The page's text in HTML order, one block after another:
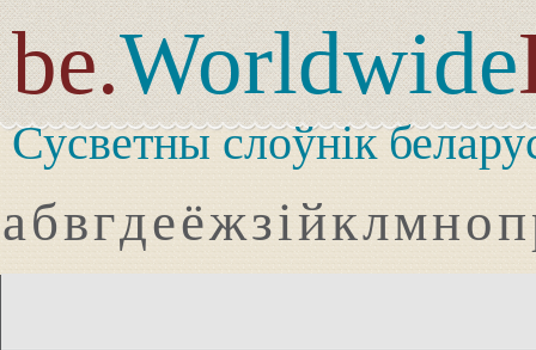
be.Worldwide
Сусветны слоўнік
абвгдеёжзійклмноп